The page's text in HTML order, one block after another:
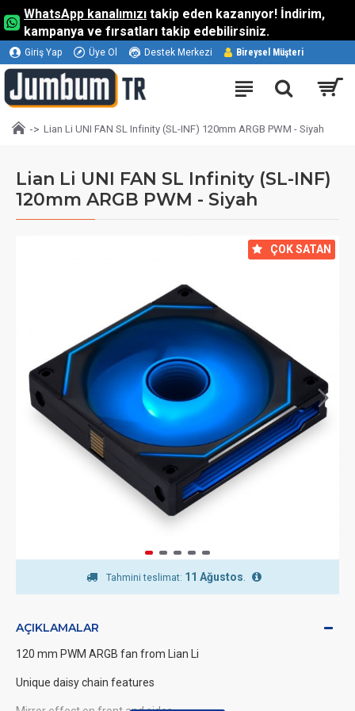
WhatsApp kanalımızı takip eden kazanıyor! İndirim,
kampanya ve fırsatları takip edebilirsiniz.
Giriş Yap Üye Ol Destek Merkezi Bireysel Müşteri
Lian Li UNI FAN SL Infinity (SL-INF) 120mm ARGB PWM - Siyah
Lian Li UNI FAN SL Infinity (SL-INF)
120mm ARGB PWM - Siyah
⠀ÇOK SATAN
Tahmini teslimat: 11 Ağustos
AÇIKLAMALAR
120 mm PWM ARGB fan from Lian Li
Unique daisy chain features